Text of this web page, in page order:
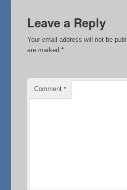
Leave a Reply
Your email address will not be
are marked*
Comment*